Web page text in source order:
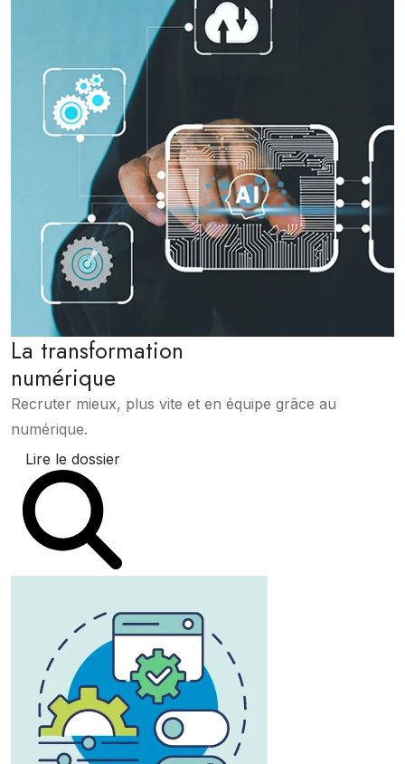
La transformation
numérique
Recruter mieux, plus vite et en équipe grâce au
numérique.
Lire le dossier